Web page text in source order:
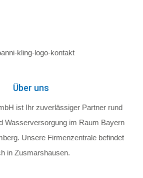
Über uns
ist Ihr zuverlässiger Partner rund
Wasserversorgung im Raum Bayern
Unsere Firmenzentrale befindet
in Zusmarshausen.